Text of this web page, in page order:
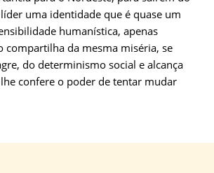
uma identidade que é quase um
humanística, apenas
compartilha da mesma miséria, se
do determinismo social e alcança
confere o poder de tentar mudar